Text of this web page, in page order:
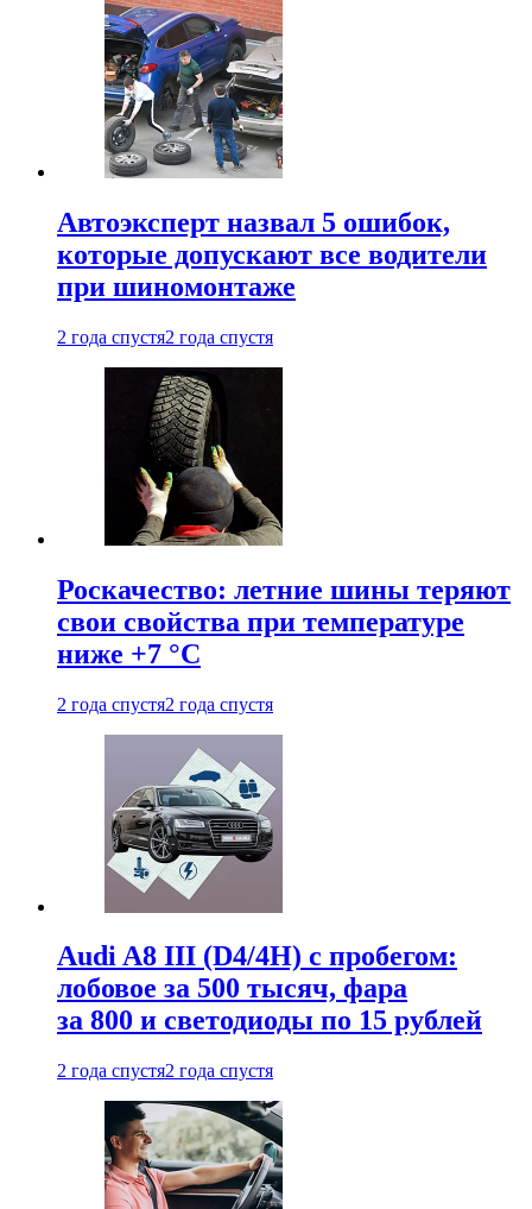
Автоэксперт назвал 5 ошибок,
которые допускают все водители
при шиномонтаже
2 года спустя2 года спустя
Роскачество: летние шины теряют
свои свойства при температуре
ниже +7 °C
2 года спустя2 года спустя
Audi A8 III (D4/4H) c пробегом:
лобовое за 500 тысяч, фара
за 800 и светодиоды по 15 рублей
2 года спустя2 года спустя